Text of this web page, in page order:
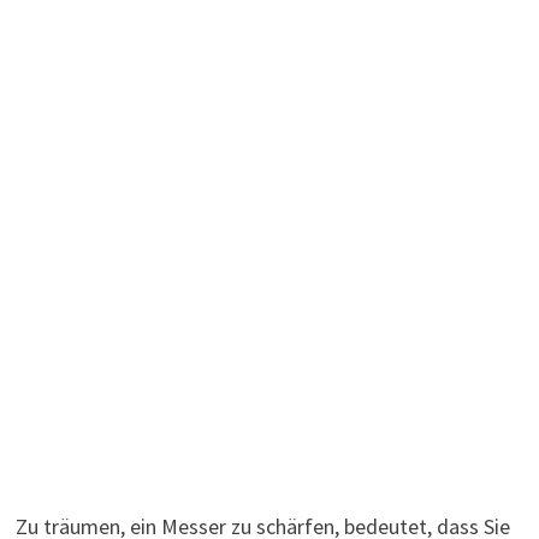
Zu träumen, ein Messer zu schärfen, bedeutet, dass Sie